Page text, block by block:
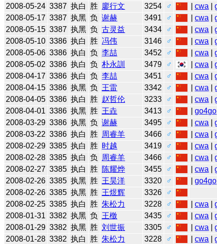
2008-05-24 3387 执白 胜 廖行文 3254 ♂ |cwa |
2008-05-17 3387 执黑 负 谢赫 3491 ♂ |cwa |
2008-05-15 3387 执黑 负 古灵益 3434 ♂ |cwa |
2008-05-10 3386 执白 胜 冯伟 3146 ♂ |cwa |
2008-05-06 3386 执白 负 李喆 3452 ♂ |cwa |
2008-05-02 3386 执白 负 朴永訓 3479 ♂ |cwa |
2008-04-17 3386 执白 负 李喆 3451 ♂ |cwa |
2008-04-15 3386 执黑 负 王雷 3342 ♂ |cwa |
2008-04-05 3386 执白 胜 赵哲伦 3233 ♂ |cwa |
2008-04-01 3386 执黑 胜 王垚 3413 ♂ |go4go
2008-03-29 3386 执黑 负 谢赫 3495 ♂ |cwa |
2008-03-22 3386 执白 胜 周睿羊 3466 ♂ |cwa |
2008-02-29 3385 执白 胜 时越 3419 ♂ |cwa |
2008-02-28 3385 执白 负 周睿羊 3466 ♂ |cwa |
2008-02-27 3385 执白 胜 陈耀烨 3455 ♂ |cwa |
2008-02-26 3385 执黑 胜 王昊洋 3320 ♂ |go4go
2008-02-26 3385 执黑 胜 王煜辉 3326
♂
2008-02-25 3385 执白 胜 朱松力 3228 ♂ |cwa |
2008-01-31 3382 执黑 负 王檄 3435 ♂ |cwa |
2008-01-29 3382 执黑 胜 刘世振 3305 ♂ |cwa |
2008-01-28 3382 执白 胜 朱松力 3228 ♂ |cwa |